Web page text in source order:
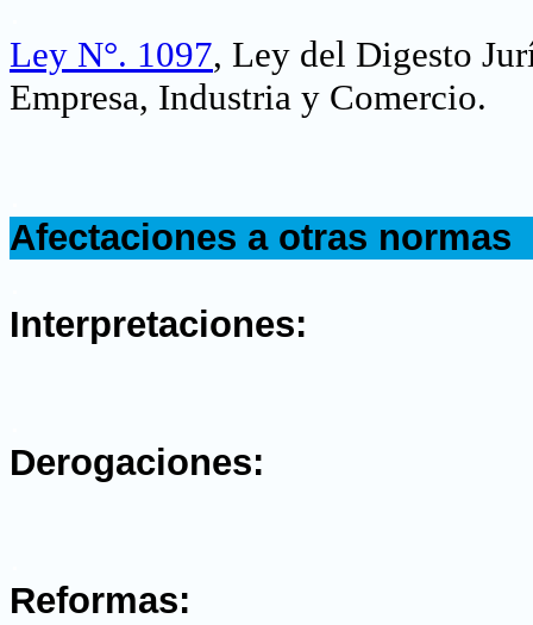
Ley N°. 1097, Ley del Digesto
Empresa, Industria y Comercio.
Afectaciones a otras normas
Interpretaciones:
Derogaciones:
Reformas: